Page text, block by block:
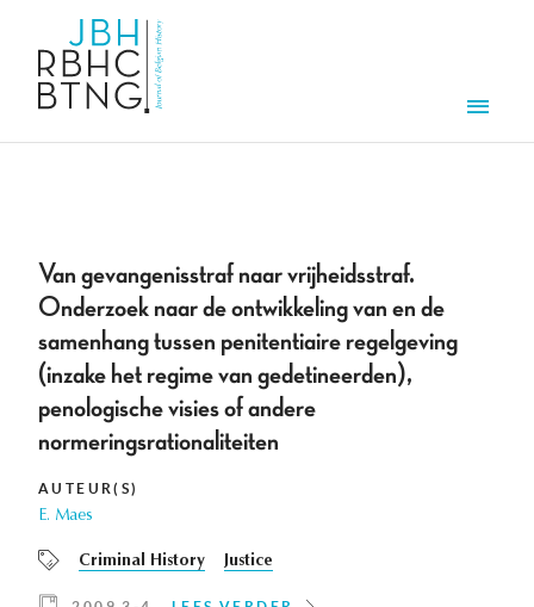
Van gevangenisstraf naar vrijheidsstraf.
Onderzoek naar de ontwikkeling van en de
samenhang tussen penitentiaire regelgeving
(inzake het regime van gedetineerden),
penologische visies of andere
normeringsrationaliteiten
AUTEUR(S)
E. Maes
Criminal History Justice